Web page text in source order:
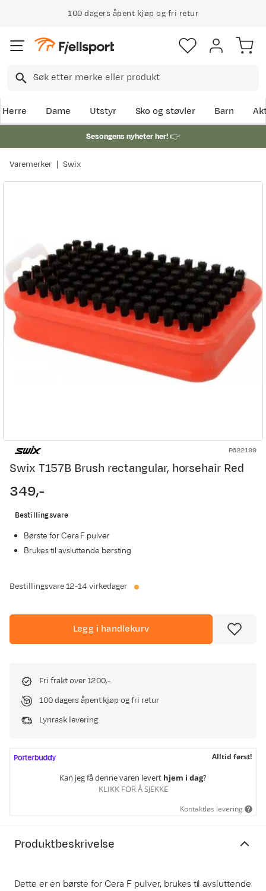
100 dagers åpent kjøp og fri retur
Herre Dame Utstyr Sko og støvler Barn
Sesongens nyheter her!👉
Varemerker Swix
P622199
Swix T157B Brush rectangular, horsehair Red
price
349,-
Bestillingsvare
Børste for Cera F pulver
Brukes til avsluttende børsting
Bestillingsvare 12-14 virkedager
Legg i handlekurv
Fri frakt over 1200,-
100 dagers åpent kjøp og fri retur
Lynrask levering
Alltid først!
Kan jeg få denne varen levert hjem i dag?
KLIKK FOR Å SJEKKE
Kontaktløs levering
Produktbeskrivelse
Dette er en børste for Cera F pulver, brukes til avsluttende